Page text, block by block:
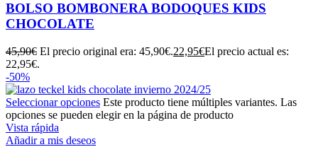
BOLSO BOMBONERA BODOQUES KIDS
CHOCOLATE
45,90€ El precio original era: 45,90€.22,95€El precio actual es:
22,95€.
-50%
Seleccionar opciones Este producto tiene múltiples variantes. Las
opciones se pueden elegir en la página de producto
Vista rápida
Añadir a mis deseos